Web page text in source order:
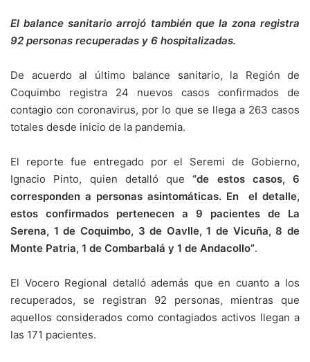
El balance sanitario arrojó también que la zona registra
92 personas recuperadas y 6 hospitalizadas.
De acuerdo al último balance sanitario, la Región de
Coquimbo registra 24 nuevos casos confirmados de
contagio con coronavirus, por lo que se llega a 263 casos
totales desde inicio de la pandemia.
El reporte fue entregado por el Seremi de Gobierno,
Ignacio Pinto, quien detalló que“de estos casos, 6
corresponden a personas asintomáticas. En el detalle,
estos confirmados pertenecen a 9 pacientes de La
Serena, 1 de Coquimbo, 3 de Oavlle, 1 de Vicuña, 8 de
Monte Patria, 1 de Combarbalá y 1 de Andacollo”.
El Vocero Regional detalló además que en cuanto a los
recuperados, se registran 92 personas, mientras que
aquellos considerados como contagiados activos llegan a
las 171 pacientes.